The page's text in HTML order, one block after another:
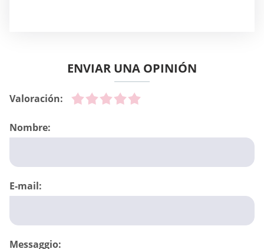
ENVIAR UNA OPINIÓN
Valoración:
Nombre:
E-mail:
Messaggio: